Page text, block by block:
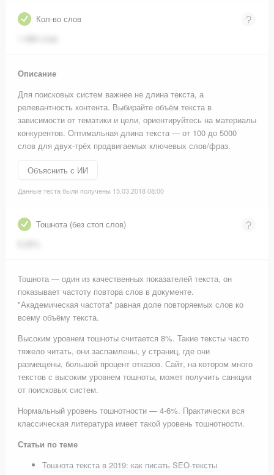
Кол-во слов
Описание
Для поисковых систем важнее не длина текста, а
релевантность контента. Выбирайте объём текста в
зависимости от тематики и цели, ориентируйтесь на материалы
конкурентов. Оптимальная длина текста — от 100 до 5000
слов для двух-трёх продвигаемых ключевых слов/фраз.
Объяснить с ИИ
Данные теста были получены 15.03.2018 08:00
Тошнота (без стоп слов)
Тошнота — один из качественных показателей текста, он
показывает частоту повтора слов в документе.
"Академическая частота" равная доле повторяемых слов ко
всему объёму текста.
Высоким уровнем тошноты считается 8%. Такие тексты часто
тяжело читать, они заспамлены, у страниц, где они
размещены, большой процент отказов. Сайт, на котором много
текстов с высоким уровнем тошноты, может получить санкции
от поисковых систем.
Нормальный уровень тошнотности — 4-6%. Практически вся
классическая литература имеет такой уровень тошнотности.
Статьи по теме
Тошнота текста в 2019: как писать SEO-тексты